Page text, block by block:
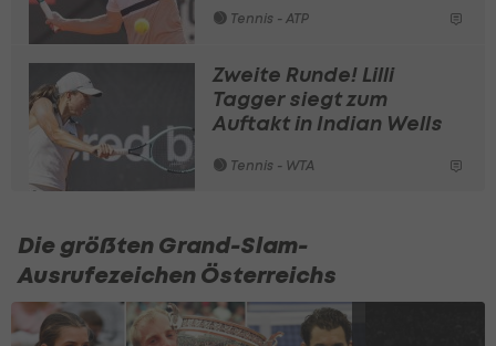
Tennis - ATP
Zweite Runde! Lilli
Tagger siegt zum
Auftakt in Indian Wells
Tennis - WTA
Die größten Grand-Slam-
Ausrufezeichen Österreichs